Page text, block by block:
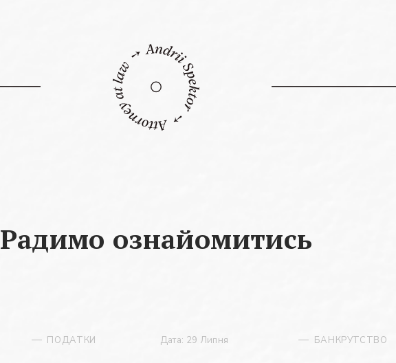
Радимо ознайомитись
ПОДАТКИ Дата: 29 Липня БАНКРУТСТВО
Заповніть потрібні поля